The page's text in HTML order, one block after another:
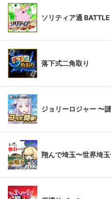
ソリティア通
落下式二角取り
ジョリーロジャー 〜
翔んで埼玉〜世界埼